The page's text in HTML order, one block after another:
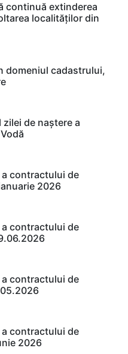
continuă extinderea
localităților din
domeniul cadastrului,
de naștere a
a contractului de
2026
a contractului de
a contractului de
a contractului de
2026